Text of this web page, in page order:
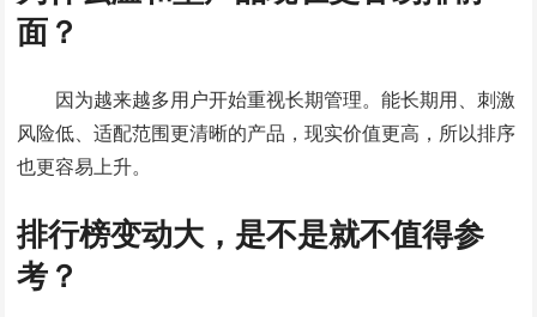
面？
因为越来越多用户开始重视长期管理。能长期用、刺激
风险低、适配范围更清晰的产品，现实价值更高，所以排序
也更容易上升。
排行榜变动大，是不是就不值得参
考？